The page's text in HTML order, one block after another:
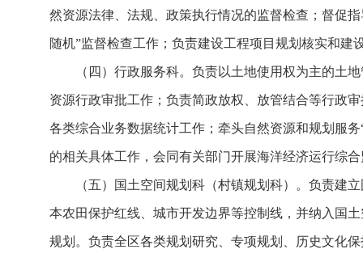
然资源法律、法规、政策执行情况的监督检查；督促
随机”监督检查工作；负责建设工程项目规划核实和
（四）行政服务科。负责以土地使用权为主的土
资源行政审批工作；负责简政放权、放管结合等行政
各类综合业务数据统计工作；牵头自然资源和规划服
的相关具体工作，会同有关部门开展海洋经济运行综
（五）国土空间规划科（村镇规划科）。负责建
本农田保护红线、城市开发边界等控制线，并纳入国
规划。负责全区各类规划研究、专项规划、历史文化